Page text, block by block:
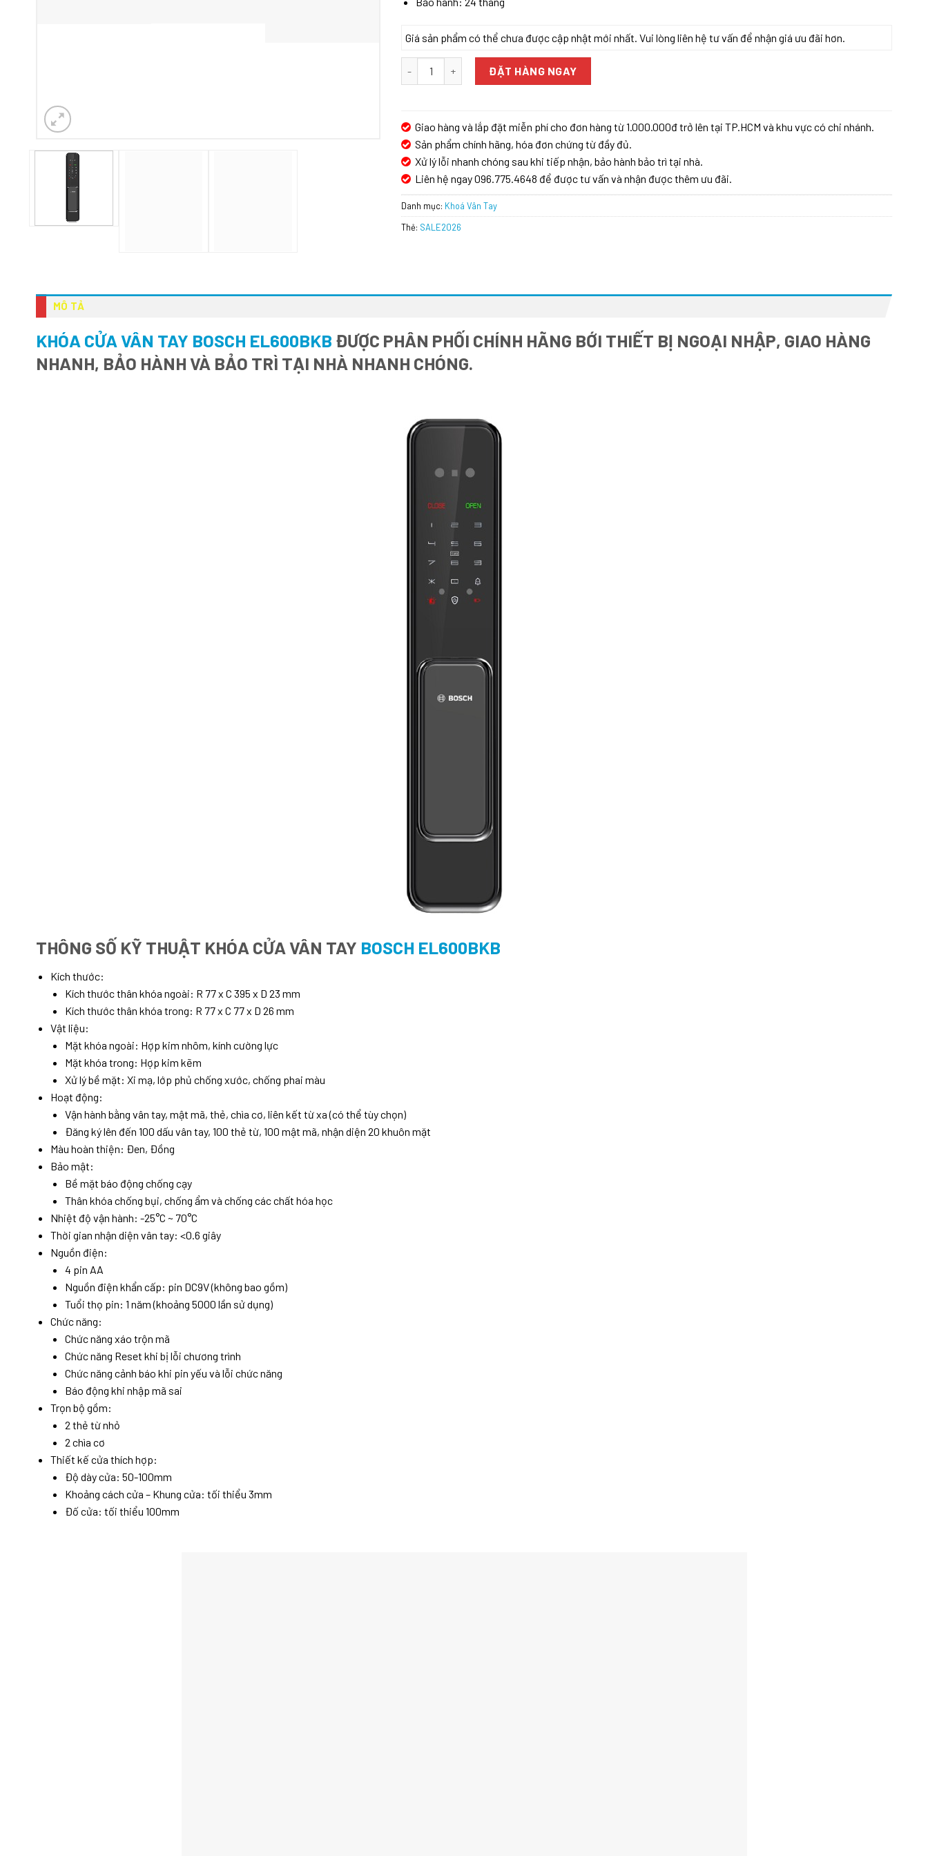
Giá sản phẩm có thể chưa được cập nhật mới nhất. Vui lòng liên hệ tư vấn để nhận giá ưu đãi hơn.
KHÓA CỬA VÂN TAY BOSCH EL600BKB số lượng
ĐẶT HÀNG NGAY
Giao hàng và lắp đặt miễn phí cho đơn hàng từ 1.000.000đ trở lên tại TP.HCM và khu vực có chi nhánh.
Sản phẩm chính hãng, hóa đơn chứng từ đầy đủ.
Xử lý lỗi nhanh chóng sau khi tiếp nhận, bảo hành bảo trì tại nhà.
Liên hệ ngay 096.775.4648 để được tư vấn và nhận được thêm ưu đãi.
Danh mục: Khoá Vân Tay
Thẻ: SALE2026
MÔ TẢ
KHÓA CỬA VÂN TAY BOSCH EL600BKB ĐƯỢC PHÂN PHỐI CHÍNH HÃNG BỚI THIẾT BỊ NGOẠI NHẬP, GIAO HÀNG
NHANH, BẢO HÀNH VÀ BẢO TRÌ TẠI NHÀ NHANH CHÓNG.
THÔNG SỐ KỸ THUẬT KHÓA CỬA VÂN TAY BOSCH EL600BKB
Kích thước:
Kích thước thân khóa ngoài: R 77 x C 395 x D 23 mm
Kích thước thân khóa trong: R 77 x C 77 x D 26 mm
Vật liệu:
Mặt khóa ngoài: Hợp kim nhôm, kính cường lực
Mặt khóa trong: Hợp kim kẽm
Xử lý bề mặt: Xi mạ, lớp phủ chống xước, chống phai màu
Hoạt động:
Vận hành bằng vân tay, mật mã, thẻ, chìa cơ, liên kết từ xa (có thể tùy chọn)
Đăng ký lên đến 100 dấu vân tay, 100 thẻ từ, 100 mật mã, nhận diện 20 khuôn mặt
Màu hoàn thiện: Đen, Đồng
Bảo mật:
Bề mặt báo động chống cạy
Thân khóa chống bụi, chống ẩm và chống các chất hóa học
Nhiệt độ vận hành: -25°C ~ 70°C
Thời gian nhận diện vân tay: <0.6 giây
Nguồn điện:
4 pin AA
Nguồn điện khẩn cấp: pin DC9V (không bao gồm)
Tuổi thọ pin: 1 năm (khoảng 5000 lần sử dụng)
Chức năng:
Chức năng xáo trộn mã
Chức năng Reset khi bị lỗi chương trình
Chức năng cảnh báo khi pin yếu và lỗi chức năng
Báo động khi nhập mã sai
Trọn bộ gồm:
2 thẻ từ nhỏ
2 chìa cơ
Thiết kế cửa thích hợp:
Độ dày cửa: 50-100mm
Khoảng cách cửa – Khung cửa: tối thiểu 3mm
Đố cửa: tối thiểu 100mm